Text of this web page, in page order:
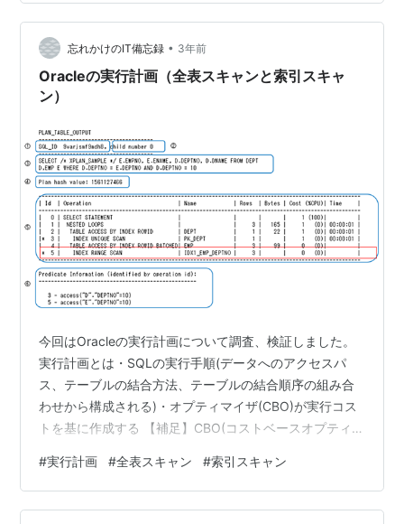
で試してみる JOIN, ORDER BY, COUNT, LIMIT/OFFSET
を試してみる JOIN ORDER BY COUNT LIMIT/OFFSET
クエリの実行速度を…
忘れかけのIT備忘録 • 3年前
Oracleの実行計画（全表スキャンと索引スキャ
ン）
今回はOracleの実行計画について調査、検証しました。
実行計画とは・SQLの実行手順(データへのアクセスパ
ス、テーブルの結合方法、テーブルの結合順序の組み合
わせから構成される)・オプティマイザ(CBO)が実行コス
トを基に作成する 【補足】CBO(コストベースオプティマ
の実行コストが最も低くなるように実行計画を作成する
機能(アルゴリズム)SQLの実行手順が複数存在する場合、
複数の実行コストを比較して最適な実行手順を選択する※
#実行計画 #全表スキャン #索引スキャン